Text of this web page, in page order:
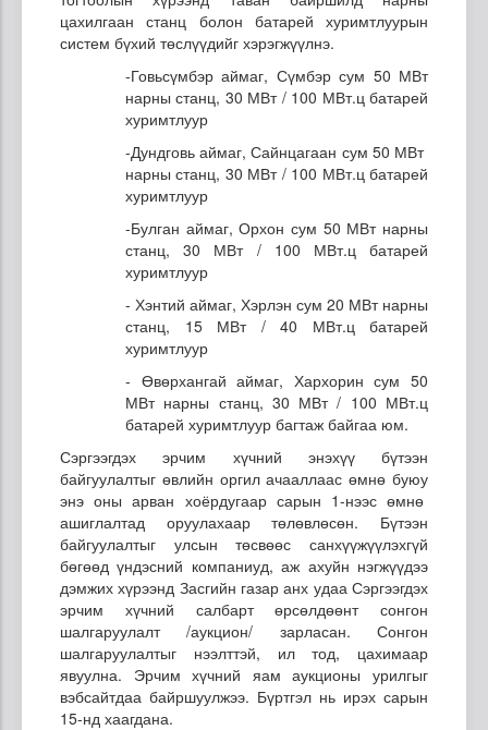
цахилгаан станц болон батарей хуримтлуурын
систем бүхий төслүүдийг хэрэгжүүлнэ.
-Говьсүмбэр аймаг, Сүмбэр сум 50 МВт
нарны станц, 30 МВт / 100 МВт.ц батарей
хуримтлуур
-Дундговь аймаг, Сайнцагаан сум 50 МВт
нарны станц, 30 МВт / 100 МВт.ц батарей
хуримтлуур
-Булган аймаг, Орхон сум 50 МВт нарны
станц, 30 МВт / 100 МВт.ц батарей
хуримтлуур
- Хэнтий аймаг, Хэрлэн сум 20 МВт нарны
станц, 15 МВт / 40 МВт.ц батарей
хуримтлуур
- Өвөрхангай аймаг, Хархорин сум 50
МВт нарны станц, 30 МВт / 100 МВт.ц
батарей хуримтлуур багтаж байгаа юм.
Сэргээгдэх эрчим хүчний энэхүү бүтээн
байгуулалтыг өвлийн оргил ачааллаас өмнө буюу
энэ оны арван хоёрдугаар сарын 1-нээс өмнө
ашиглалтад оруулахаар төлөвлөсөн. Бүтээн
байгуулалтыг улсын төсвөөс санхүүжүүлэхгүй
бөгөөд үндэсний компаниуд, аж ахуйн нэгжүүдээ
дэмжих хүрээнд Засгийн газар анх удаа Сэргээгдэх
эрчим хүчний салбарт өрсөлдөөнт сонгон
шалгаруулалт /аукцион/ зарласан. Сонгон
шалгаруулалтыг нээлттэй, ил тод, цахимаар
явуулна. Эрчим хүчний яам аукционы урилгыг
вэбсайтдаа байршуулжээ. Бүртгэл нь ирэх сарын
15-нд хаагдана.